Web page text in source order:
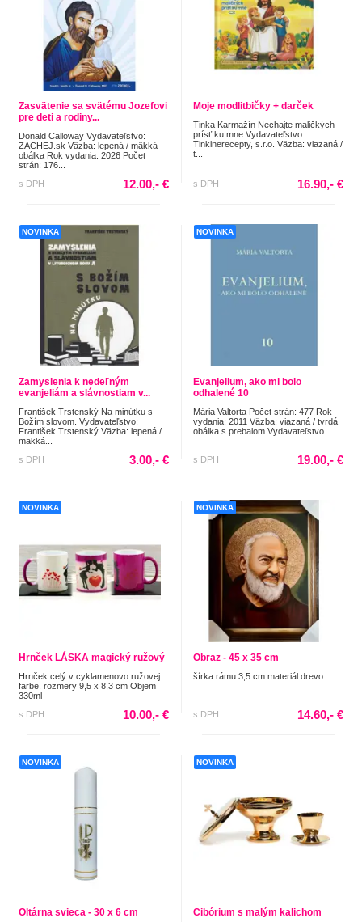
Zasvätenie sa svätému Jozefovi
pre deti a rodiny...
Donald Calloway Vydavateľstvo:
ZACHEJ.sk Väzba: lepená / mäkká
obálka Rok vydania: 2026 Počet
strán: 176...
s DPH
12.00,- €
Moje modlitbičky + darček
Tinka Karmažín Nechajte maličkých
prísť ku mne Vydavateľstvo:
Tinkinerecepty, s.r.o. Väzba: viazaná /
t...
s DPH 16.90,- €
NOVINKA
Zamyslenia k nedeľným
evanjeliám a slávnostiam v...
František Trstenský Na minútku s
Božím slovom. Vydavateľstvo:
František Trstenský Väzba: lepená /
mäkká...
s DPH
3.00,- €
NOVINKA
Evanjelium, ako mi bolo
odhalené 10
Mária Valtorta Počet strán: 477 Rok
vydania: 2011 Väzba: viazaná / tvrdá
obálka s prebalom Vydavateľstvo...
s DPH 19.00,- €
NOVINKA
Hrnček LÁSKA magický ružový
Hrnček celý v cyklamenovo ružovej
farbe. rozmery 9,5 x 8,3 cm Objem
330ml
s DPH
10.00,- €
NOVINKA
Obraz - 45 x 35 cm
šírka rámu 3,5 cm materiál drevo
s DPH 14.60,- €
NOVINKA
Oltárna svieca - 30 x 6 cm
NOVINKA
Cibórium s malým kalichom